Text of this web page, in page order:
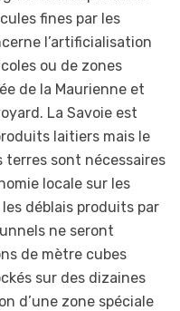
fines par les
l’artificialisation
ou de zones
de la Maurienne et
La Savoie est
laitiers mais le
terres sont nécessaires
locale sur les
déblais produits par
ne seront
de mètre cubes
sur des dizaines
d’une zone spéciale